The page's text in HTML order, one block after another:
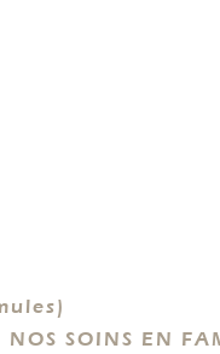
NOS SOINS EN